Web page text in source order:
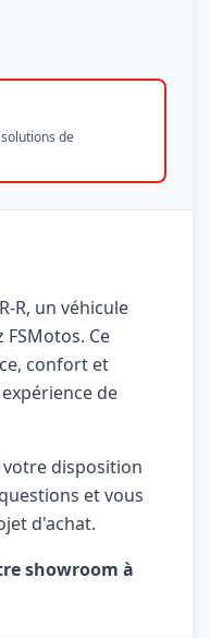
de
R, un véhicule
Ce
confort et
de
disposition
et vous
d'achat.
showroom à